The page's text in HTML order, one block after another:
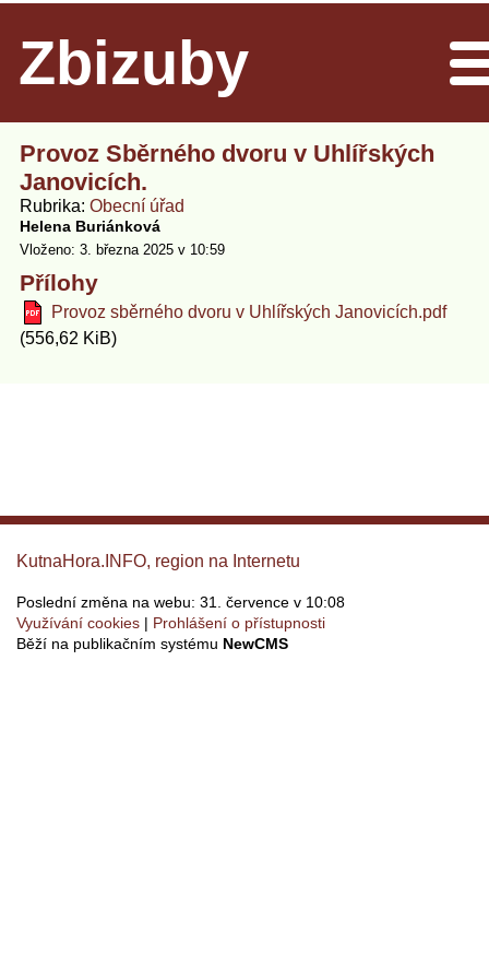
Zbizuby
Provoz Sběrného dvoru v Uhlířských
Janovicích.
Rubrika Obecní úřad
Helena Buriánková
Vloženo: 3. března 2025 v 10:59
Přílohy
Provoz sběrného dvoru v Uhlířských Janovicích.pdf
(556,62 KiB)
KutnaHora.INFO, region na Internetu
Poslední změna na webu: 31. července v 10:08
Využívání cookies
Prohlášení o přístupnosti
Běží na publikačním systému NewCMS